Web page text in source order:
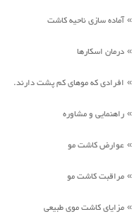
»آماده سازی ناحیه کاشت
» درمان اسکارها
» افرادی که موهای کم پشت دارند.
» راهنمایی و مشاوره
» عوارض کاشت مو
» مراقبت کاشت مو
» مزایای کاشت موی طبیعی